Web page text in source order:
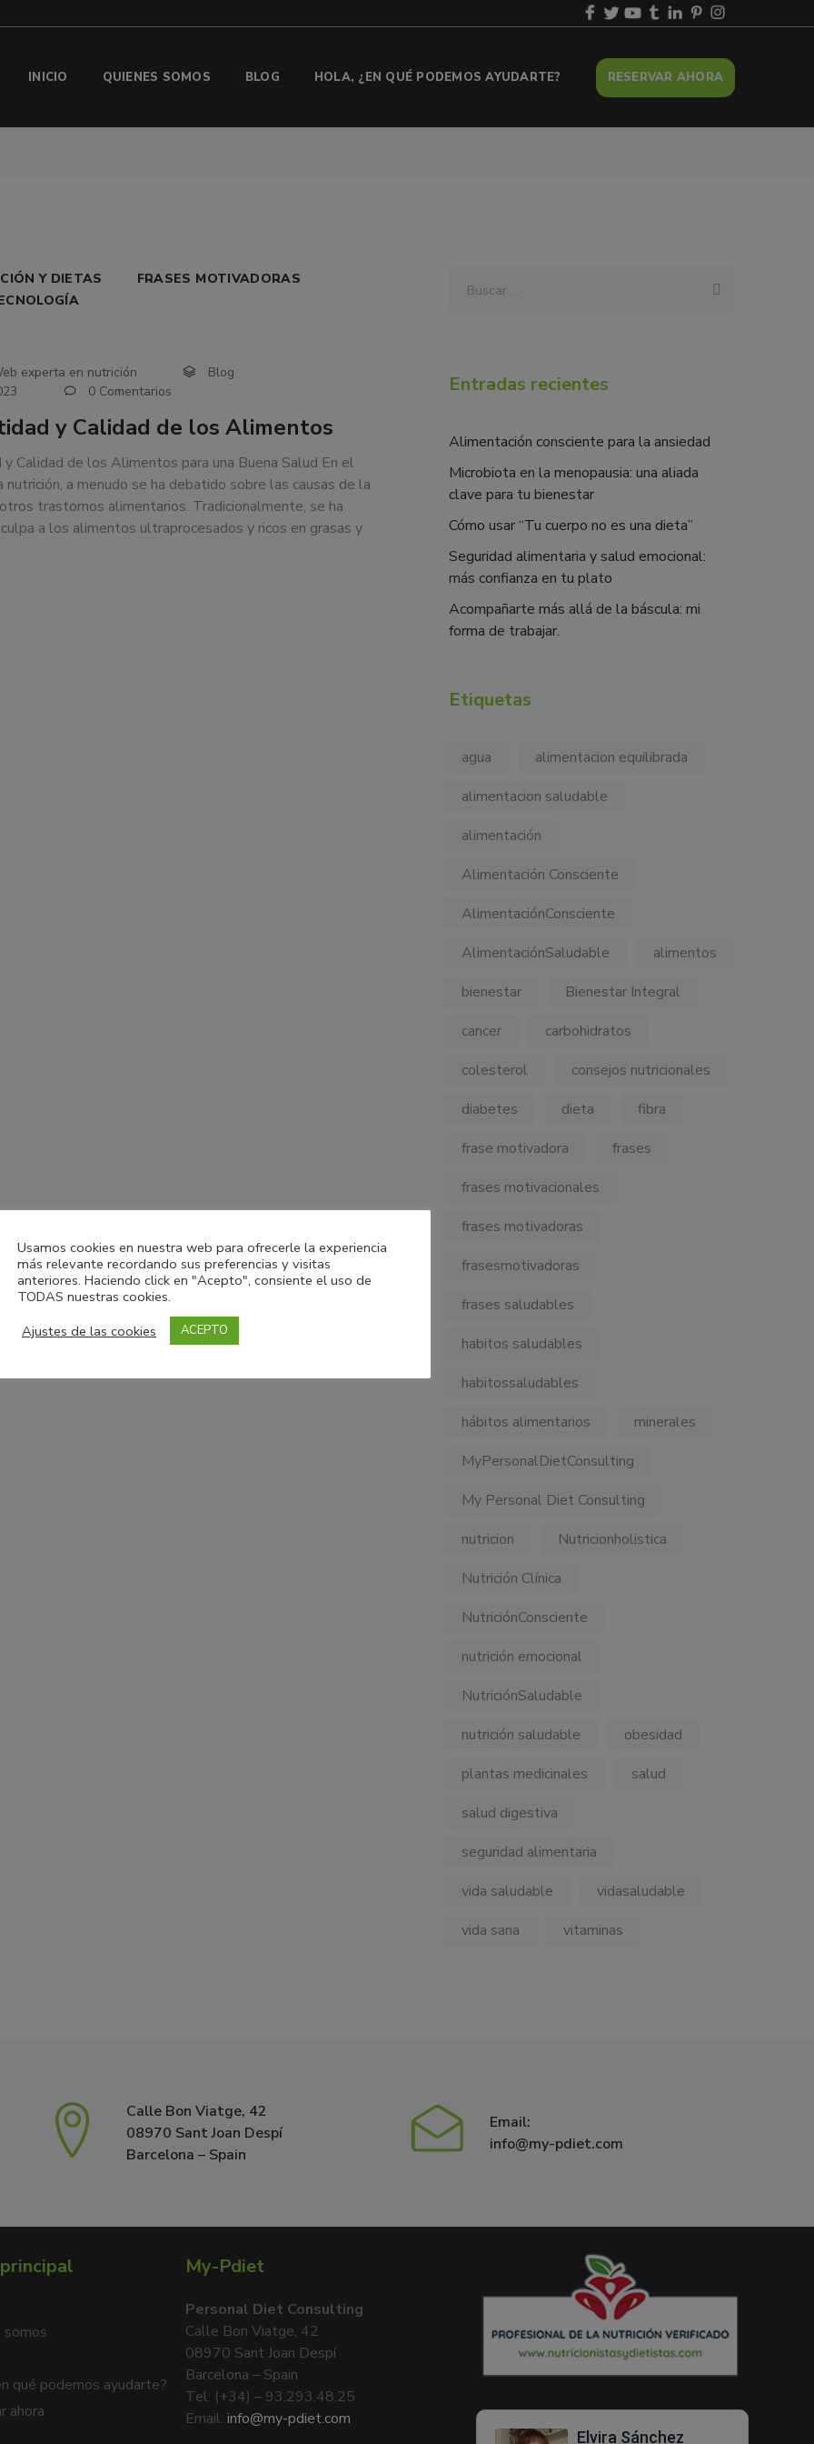
INICIO QUIENES SOMOS BLOG HOLA, ¿EN QUÉ PODEMOS AYUDARTE? RESERVAR AHORA
Y DIETAS
FRASES MOTIVADORAS
experta en nutrición
Blog
0 Comentarios
y Calidad de los Alimentos
y Calidad de los Alimentos para una Buena Salud En el
nutrición, a menudo se ha debatido sobre las causas de la
trastornos alimentarios. Tradicionalmente, se ha
a los alimentos ultraprocesados y ricos en grasas y
Entradas recientes
Alimentación consciente para la ansiedad
Microbiota en la menopausia: una aliada
clave para tu bienestar
Cómo usar “Tu cuerpo no es una dieta”
Seguridad alimentaria y salud emocional:
más confianza en tu plato
Acompañarte más allá de la báscula: mi
forma de trabajar.
Etiquetas
agua
alimentacion equilibrada
alimentacion saludable
alimentación
Alimentación Consciente
AlimentaciónConsciente
AlimentaciónSaludable
alimentos
bienestar
Bienestar Integral
cancer
carbohidratos
colesterol
consejos nutricionales
diabetes
dieta
fibra
frase motivadora
frases
frases motivacionales
frases motivadoras
frasesmotivadoras
frases saludables
habitos saludables
habitossaludables
hábitos alimentarios
minerales
MyPersonalDietConsulting
My Personal Diet Consulting
nutricion
Nutricionholistica
Nutrición Clínica
NutriciónConsciente
nutrición emocional
NutriciónSaludable
nutrición saludable
obesidad
plantas medicinales
salud
salud digestiva
seguridad alimentaria
vida saludable
vidasaludable
vida sana
vitaminas
Calle Bon Viatge, 42
08970 Sant Joan Despí
Barcelona – Spain
Email:
info@my-pdiet.com
somos
qué podemos ayudarte?
ahora
My-Pdiet
Personal Diet Consulting
Calle Bon Viatge, 42
08970 Sant Joan Despí
Barcelona – Spain
Tel: (+34) – 93.293.48.25
Email: info@my-pdiet.com
Usamos cookies en nuestra web para ofrecerle la experiencia
más relevante recordando sus preferencias y visitas
anteriores. Haciendo click en "Acepto", consiente el uso de
TODAS nuestras cookies.
Ajustes de las cookies
ACEPTO